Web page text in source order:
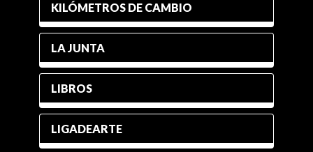
KILÓMETROS DE CAMBIO
LA JUNTA
LIBROS
LIGADEARTE